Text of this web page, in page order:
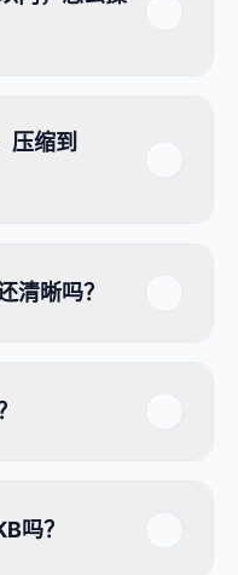
压缩到
清晰吗？
吗？